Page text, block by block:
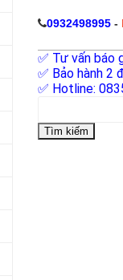
0932498995-
✅ Tư vấn báo
✅ Bảo hành 2
✅ Hotline:
cho: